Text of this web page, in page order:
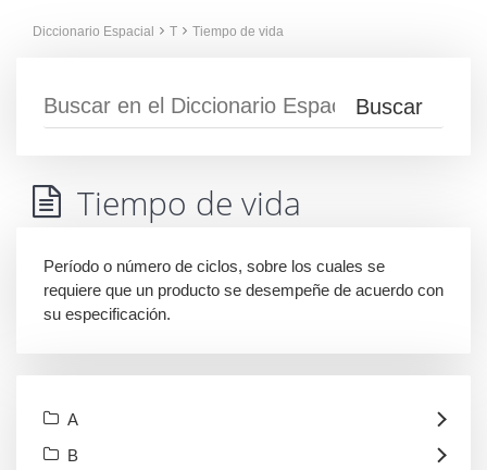
Diccionario Espacial T Tiempo de vida
Tiempo de vida
Período o número de ciclos, sobre los cuales se
requiere que un producto se desempeñe de acuerdo con
su especificación.
A
B